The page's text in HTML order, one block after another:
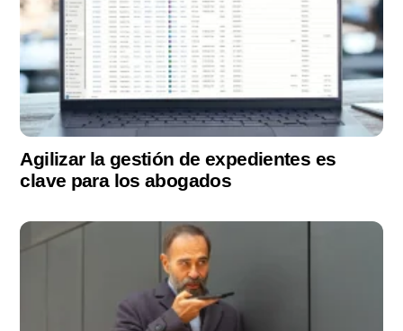
Agilizar la gestión de expedientes es
clave para los abogados